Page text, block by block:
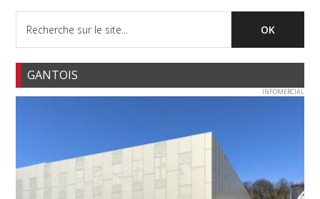
GANTOIS
INFOMERCIAL